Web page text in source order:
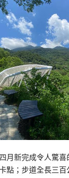
月新完成令人驚
點；步道全長三